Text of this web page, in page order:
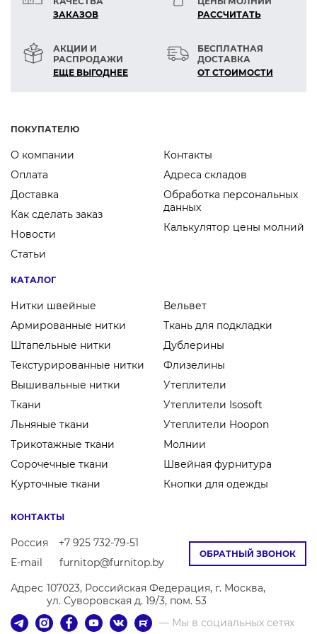
симметрия
Технические параметры:
Материал: ABS-пластик
Размер корпуса: 16×13 мм
ЗАКАЗОВ
РАСCЧИТАТЬ
АКЦИИ И
РАСПРОДАЖИ
ЕЩЕ ВЫГОДНЕЕ
БЕСПЛАТНАЯ
ДОСТАВКА
ОТ СТОИМОСТИ
ПОКУПАТЕЛЮ
О компании
Оплата
Доставка
Как сделать заказ
Новости
Статьи
Контакты
Адреса складов
Обработка персональных
данных
Калькулятор цены молний
КАТАЛОГ
Нитки швейные
Армированные нитки
Штапельные нитки
Текстурированные нитки
Вышивальные нитки
Ткани
Льняные ткани
Трикотажные ткани
Сорочечные ткани
Курточные ткани
Вельвет
Ткань для подкладки
Дублерины
Флизелины
Утеплители
Утеплители Isosoft
Утеплители Hoopon
Молнии
Швейная фурнитура
Кнопки для одежды
ОБРАТНЫЙ ЗВОНОК
КОНТАКТЫ
Россия
+7 925 732-79-51
E-mail
furnitop@furnitop.by
Адрес 107023, Российская Федерация, г. Москва,
ул. Суворовская д. 19/3, пом. 53
— Мы в социальных сетях